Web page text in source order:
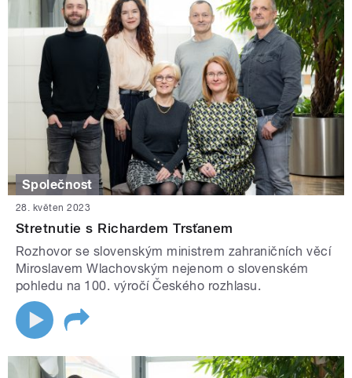
Společnost
28. květen 2023
Stretnutie s Richardem Trsťanem
Rozhovor se slovenským ministrem zahraničních věcí
Miroslavem Wlachovským nejenom o slovenském
pohledu na 100. výročí Českého rozhlasu.